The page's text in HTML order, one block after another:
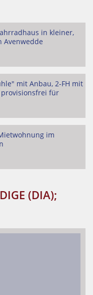
in kleiner,
Avenwedde
mit Anbau, 2-FH mit
provisionsfrei für
im
(DIA);